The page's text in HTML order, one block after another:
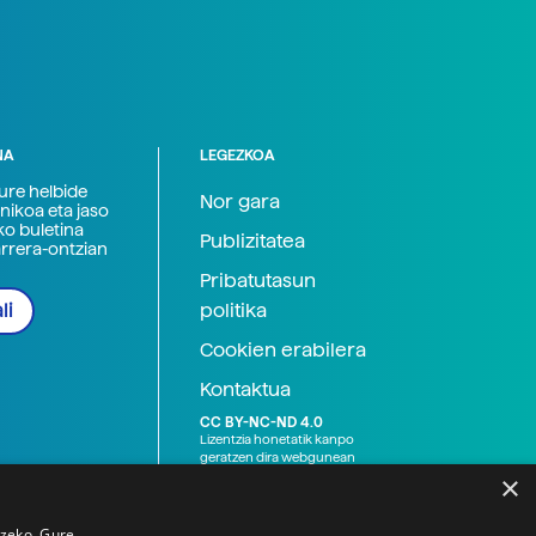
helbide
eta jaso
buletina
ontzian
LEGEZKOA
Nor gara
Publizitatea
Pribatutasun
politika
Cookien erabilera
Kontaktua
CC BY-NC-ND 4.0
Lizentzia honetatik kanpo
geratzen dira webgunean
×